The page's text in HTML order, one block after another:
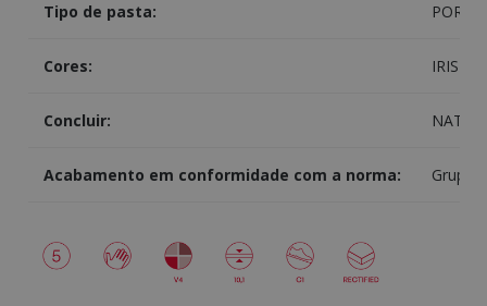
Tipo de pasta:
Cores: IRIS
Concluir:
Acabamento em conformidade com a norma: Grupo